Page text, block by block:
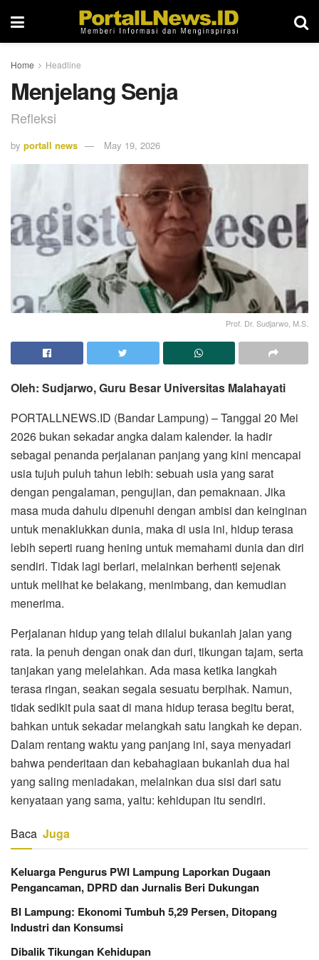
Home Headline
Menjelang Senja
Refleksi
by portall news May 19, 2026
Prof. Dr. Sudjarwo, M.S.
Oleh: Sudjarwo, Guru Besar Universitas Malahayati
PORTALLNEWS.ID (Bandar Lampung) – Tanggal 20 Mei
2026 bukan sekadar angka dalam kalender. Ia hadir
sebagai penanda perjalanan panjang yang kini mencapai
usia tujuh puluh tahun lebih: sebuah usia yang sarat
dengan pengalaman, pengujian, dan pemaknaan. Jika
masa muda dahulu dipenuhi dengan ambisi dan keinginan
untuk menaklukkan dunia, maka di usia ini, hidup terasa
lebih seperti ruang hening untuk memahami dunia dan diri
sendiri. Tidak lagi berlari, melainkan berhenti sejenak
untuk melihat ke belakang, menimbang, dan kemudian
menerima.
Perjalanan hidup yang telah dilalui bukanlah jalan yang
rata. Ia penuh dengan onak dan duri, tikungan tajam, serta
tanjakan yang melelahkan. Ada masa ketika langkah
terasa ringan, seakan segala sesuatu berpihak. Namun,
tidak sedikit pula saat di mana hidup terasa begitu berat,
bahkan untuk sekadar melangkah satu langkah ke depan.
Dalam rentang waktu yang panjang ini, saya menyadari
bahwa penderitaan dan kebahagiaan bukanlah dua hal
yang saling meniadakan, melainkan dua sisi dari satu
kenyataan yang sama, yaitu: kehidupan itu sendiri.
Baca Juga
Keluarga Pengurus PWI Lampung Laporkan Dugaan
Pengancaman, DPRD dan Jurnalis Beri Dukungan
BI Lampung: Ekonomi Tumbuh 5,29 Persen, Ditopang
Industri dan Konsumsi
Dibalik Tikungan Kehidupan